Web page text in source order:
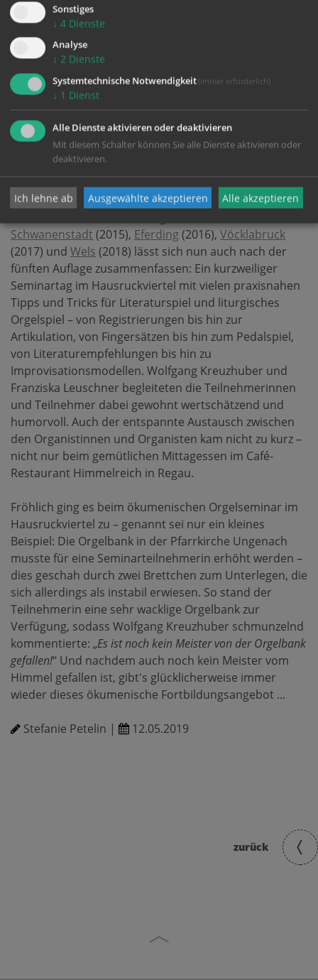
„
Den Herren will ich loben
Außerdem standen moderne Werke wie Herbert
Gadschs (1913–2011) Interludium, Matthias Hippes
(*1946) Einzug – Auszug D-Dur sowie Christian Matthias
Heiß‘ (*1967) Choralmeditation „Gott ist gegenwärtig
dem Programm. Außerdem gaben Franziska Leuschner
Improvisationen zum Gebrauch in der Liturgie.
Ökumenisches Orgelseminar – fröhlich und
Schwanenstadt (2015), Eferding(2016), Vöcklabruck
(2017) und Wels (2018) lässt sich nun auch nach der
fünften Auflage zusammenfassen: Ein kurzweiliger
Seminartag im Hausruckviertel mit vielen praxisnahen
Tipps und Tricks für Literaturspiel und liturgisches
Orgelspiel – von Registrierungen bis hin zur
Artikulation, von Fingersätzen bis hin zum Pedalspiel,
von Literaturempfehlungen bis hin zu
Improvisationsmodellen. Wolfgang Kreuzhuber und
Franziska Leuschner begleiteten die Teilnehmerinnen
und Teilnehmer dabei gewohnt wertschätzend und
humorvoll. Auch der entspannte Austausch zwischen
den Organistinnen und Organisten kam nicht zu kurz –
nicht nur beim gemütlichen Mittagessen im Café-
Restaurant Himmelreich in Regau.
Fröhlich ging es beim ökumenischen Orgelseminar im
Hausruckviertel zu – genannt sei nur ein kleines
Beispiel: Die Orgelbank in der Pfarrkirche Ungenach
musste für eine Seminarteilnehmerin erhöht werden –
dies geschah durch zwei Brettchen zum Unterlegen, die
sich allerdings als instabil erwiesen. So stand der
Teilnehmerin eine sehr wacklige Orgelbank zur
Verfügung, sodass Wolfgang Kreuzhuber schmunzelnd
kommentierte: „Es ist noch kein Meister von der Orgelbank
gefallen!“ Und nachdem auch noch kein Meister vom
Himmel gefallen ist, gibt's glücklicherweise immer
wieder dieses ökumenische Fortbildungsangebot ...
Stefanie Petelin | 12.05.2019
zurück
Sonstiges
↓ 4 Dienste
Analyse
↓ 2 Dienste
Systemtechnische Notwendigkeit (immer erforderlich)
↓ 1 Dienst
Alle Dienste aktivieren oder deaktivieren
Mit diesem Schalter können Sie alle Dienste aktivieren oder
deaktivieren.
Ich lehne ab Ausgewählte akzeptieren Alle akzeptieren